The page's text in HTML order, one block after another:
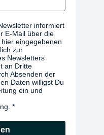
informiert
E-Mail über die
eingegebenen
zur
Newsletters
an Dritte
Absenden der
Daten willigst Du
ein und